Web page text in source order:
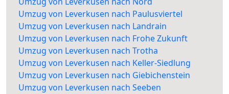
Umzug von Leverkusen nach Paulusviertel
Umzug von Leverkusen nach Landrain
Umzug von Leverkusen nach Frohe Zukunft
Umzug von Leverkusen nach Trotha
Umzug von Leverkusen nach Keller-Siedlung
Umzug von Leverkusen nach Giebichenstein
Umzug von Leverkusen nach Seeben